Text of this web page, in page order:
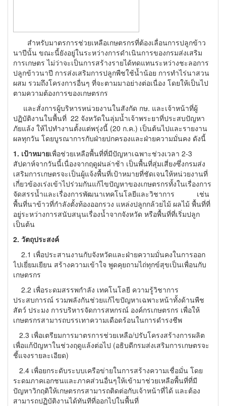
สำหรับมาตรการช่วยเหลือเกษตรกรที่ต้องเลื่อนการปลูกข้าว
นาปีนั้น ขณะนี้ยังอยู่ในระหว่างการดำเนินการของกรมส่งเสริม
การเกษตร ไม่ว่าจะเป็นการสร้างรายได้ทดแทนระหว่างชะลอการ
ปลูกข้าวนาปี การส่งเสริมการปลูกพืชใช้น้ำน้อย การทำไร่นาสวน
ผสม รวมถึงโครงการอื่นๆ ที่จะตามมาอย่างต่อเนื่อง โดยให้เป็นไป
ตามความต้องการของเกษตรกร
และสั่งการผู้บริหารหน่วยงานในสังกัด กษ. และเจ้าหน้าที่ผู้
ปฏิบัติงานในพื้นที่ 22 จังหวัดในลุ่มน้ำเจ้าพระยาที่ประสบปัญหา
ภัยแล้ง ให้ไปทำงานตั้งแต่พรุ่งนี้ (20 ก.ค.) เป็นต้นไปและรายงาน
ผลทุกวัน โดยบูรณาการกับฝ่ายปกครองและฝ่ายความมั่นคง ดังนี้
1. เป้าหมายเพื่อช่วยเหลือพื้นที่ที่มีปัญหาเฉพาะช่วงเวลา 2-3
สัปดาห์จากวันนี้เนื่องจากฤดูฝนล่าช้า เป็นพื้นที่สุ่มเสี่ยงซึ่งกรมส่ง
เสริมการเกษตรจะเป็นผู้แจ้งพื้นที่เป้าหมายที่ชัดเจนให้หน่วยงานที่
เกี่ยวข้องเร่งเข้าไปร่วมกันแก้ไขปัญหาของเกษตรกรทั้งในเรื่องการ
จัดสรรน้ำและเรื่องการพัฒนาเทคโนโลยีและวิชาการ เช่น
พื้นที่นาข้าวที่กำลังตั้งท้องออกรวง แหล่งปลูกกล้วยไม้ ผลไม้ พื้นที่ที่
อยู่ระหว่างการสนับสนุนเรื่องน้ำจากจังหวัด หรือพื้นที่ที่เริ่มปลูก
เป็นต้น
2. วัตถุประสงค์
2.1 เพื่อประสานงานกับจังหวัดและฝ่ายความมั่นคงในการออก
ไปเยี่ยมเยียน สร้างความเข้าใจ พูดคุยถามไถ่ทุกข์สุขเป็นเพื่อนกับ
เกษตรกร
2.2 เพื่อระดมสรรพกำลัง เทคโนโลยี ความรู้วิชาการ
ประสบการณ์ รวมพลังกันช่วยแก้ไขปัญหาเฉพาะหน้าทั้งด้านพืช
สัตว์ ประมง การบริหารจัดการสหกรณ์ องค์กรเกษตรกร เพื่อให้
เกษตรกรสามารถบรรเทาความเดือดร้อนในการดำรงชีพ
2.3 เพื่อเตรียมการมาตรการช่วยเหลือ/ปรับโครงสร้างการผลิต
เพื่อแก้ปัญหาในช่วงฤดูแล้งต่อไป (อธิบดีกรมส่งเสริมการเกษตรจะ
ชี้แจงรายละเอียด)
2.4 เพื่อยกระดับระบบเครือข่ายในการสร้างความเชื่อมั่น โดย
ระดมภาคเอกชนและภาคส่วนอื่นๆให้เข้ามาช่วยเหลือพื้นที่ที่มี
ปัญหาวิกฤติให้เกษตรกรสามารถติดต่อกับเจ้าหน้าที่ได้ และต้อง
สามารถปฏิบัติงานได้ทันทีที่ออกไปในพื้นที่